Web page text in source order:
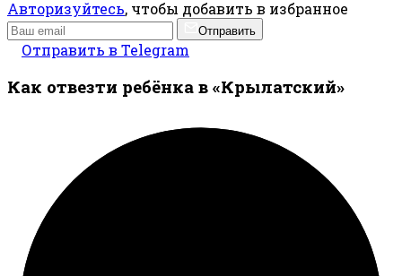
Авторизуйтесь, чтобы добавить в избранное
Отправить
Отправить в Telegram
Как отвезти ребёнка в «Крылатский»